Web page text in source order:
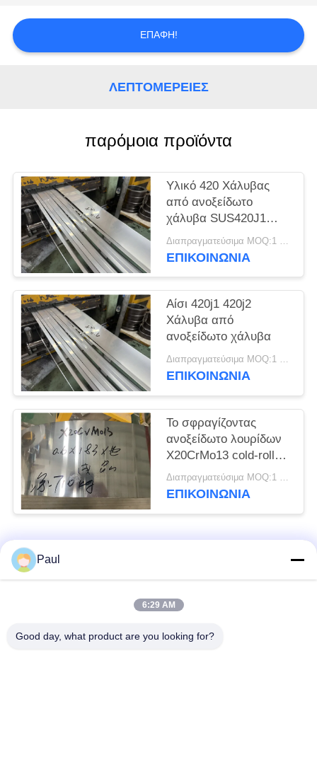
ΖΗΤΉΣΤΕ
ΑΠΌΣΠΑΣΜΑ
SITEMAP
PRIVACY
POLICY
ΕΠΑΦΉ!
ΛΕΠΤΟΜΈΡΕΙΕΣ
παρόμοια προϊόντα
Υλικό 420 Χάλυβας
από ανοξείδωτο
χάλυβα SUS420J1
SUS420J2
Στρογγυλοκύλινδρο
Διαπραγματεύσιμα MOQ:1 τόνος
ΕΠΙΚΟΙΝΩΝΊΑ
Αίσι 420j1 420j2
Χάλυβα από
ανοξείδωτο χάλυβα
Διαπραγματεύσιμα MOQ:1 τόνος
ΕΠΙΚΟΙΝΩΝΊΑ
Το σφραγίζοντας
ανοξείδωτο λουρίδων
X20CrMo13 cold-rolled
η ανοπτημένη σπείρα Διαπραγματεύσιμα MOQ:1 τόνος
ΕΠΙΚΟΙΝΩΝΊΑ
Λαϊκή κατηγορία
Σκληραίνοντας
Paul
6:29 AM
Good day, what product are you looking for?